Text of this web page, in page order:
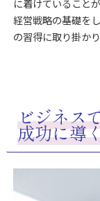
に着けていること
経営戦略の基礎を
の習得に取り掛かり
ビジネス
成功に導